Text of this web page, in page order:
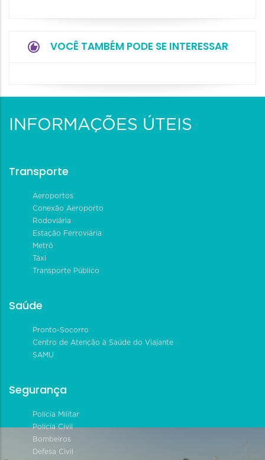
VOCÊ TAMBÉM PODE SE INTERESSAR
INFORMAÇÕES ÚTEIS
Transporte
Aeroportos
Conexão Aeroporto
Rodoviária
Estação Ferroviária
Metrô
Táxi
Transporte Público
Saúde
Pronto-Socorro
Centro de Atenção à Saúde do Viajante
SAMU
Segurança
Polícia Militar
Polícia Civil
Bombeiros
Defesa Civil